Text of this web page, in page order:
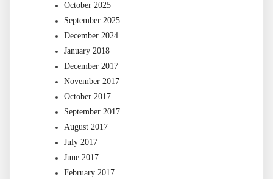
October 2025
September 2025
December 2024
January 2018
December 2017
November 2017
October 2017
September 2017
August 2017
July 2017
June 2017
February 2017